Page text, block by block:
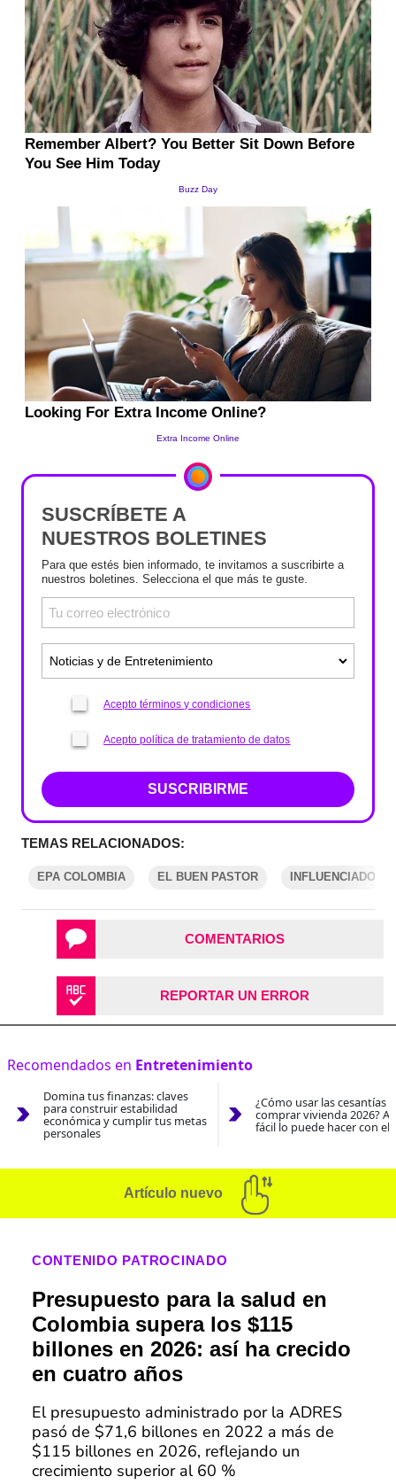
SUSCRÍBETE A
NUESTROS BOLETINES
Para que estés bien informado, te invitamos a suscribirte a
nuestros boletines. Selecciona el que más te guste.
Acepto términos y condiciones
Acepto política de tratamiento de datos
SUSCRIBIRME
TEMAS RELACIONADOS:
EPA COLOMBIA EL BUEN PASTOR INFLUENCIADORA
COMENTARIOS
REPORTAR UN ERROR
Recomendados en Entretenimiento
Domina tus finanzas: claves
para construir estabilidad
económica y cumplir tus metas
personales
¿Cómo usar las cesantías
comprar vivienda 2026?
fácil lo puede hacer con el
Artículo nuevo
CONTENIDO PATROCINADO
Presupuesto para la salud en
Colombia supera los $115
billones en 2026: así ha crecido
en cuatro años
El presupuesto administrado por la ADRES
pasó de $71,6 billones en 2022 a más de
$115 billones en 2026, reflejando un
crecimiento superior al 60 %